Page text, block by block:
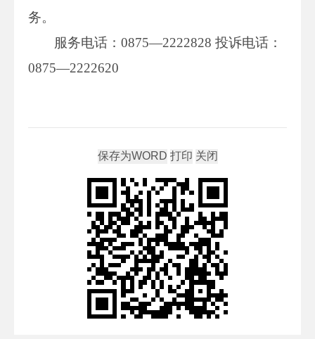
务。
服务电话：0875—2222828 投诉电话：
0875—2222620